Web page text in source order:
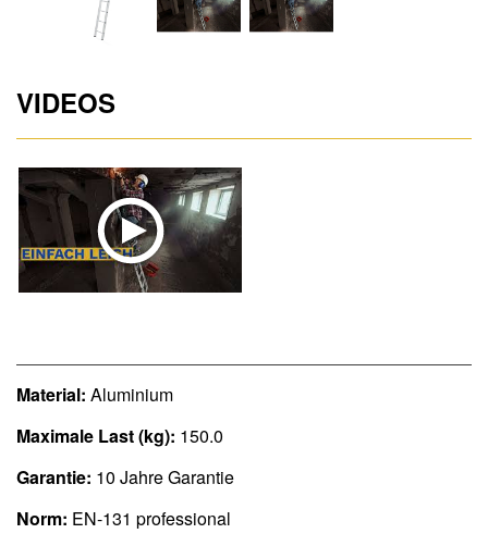
VIDEOS
Material: Aluminium
Maximale Last (kg): 150.0
Garantie: 10 Jahre Garantie
Norm: EN-131 professional